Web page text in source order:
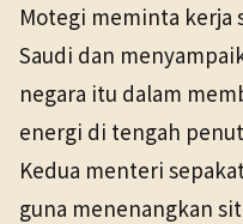
Motegi meminta kerja
Saudi dan
negara itu dalam
energi di tengah
Kedua menteri
guna menenangkan